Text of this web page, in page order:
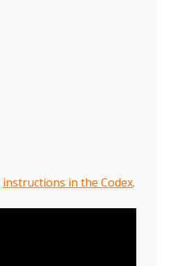
instructions in the Codex.